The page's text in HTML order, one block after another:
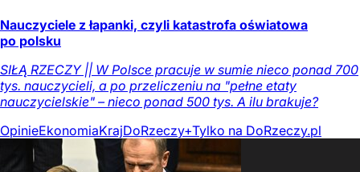
Nauczyciele z łapanki, czyli katastrofa oświatowa
po polsku
SIŁĄ RZECZY || W Polsce pracuje w sumie nieco ponad 700
tys. nauczycieli, a po przeliczeniu na "pełne etaty
nauczycielskie" – nieco ponad 500 tys. A ilu brakuje?
OpinieEkonomiaKrajDoRzeczy+Tylko na DoRzeczy.pl